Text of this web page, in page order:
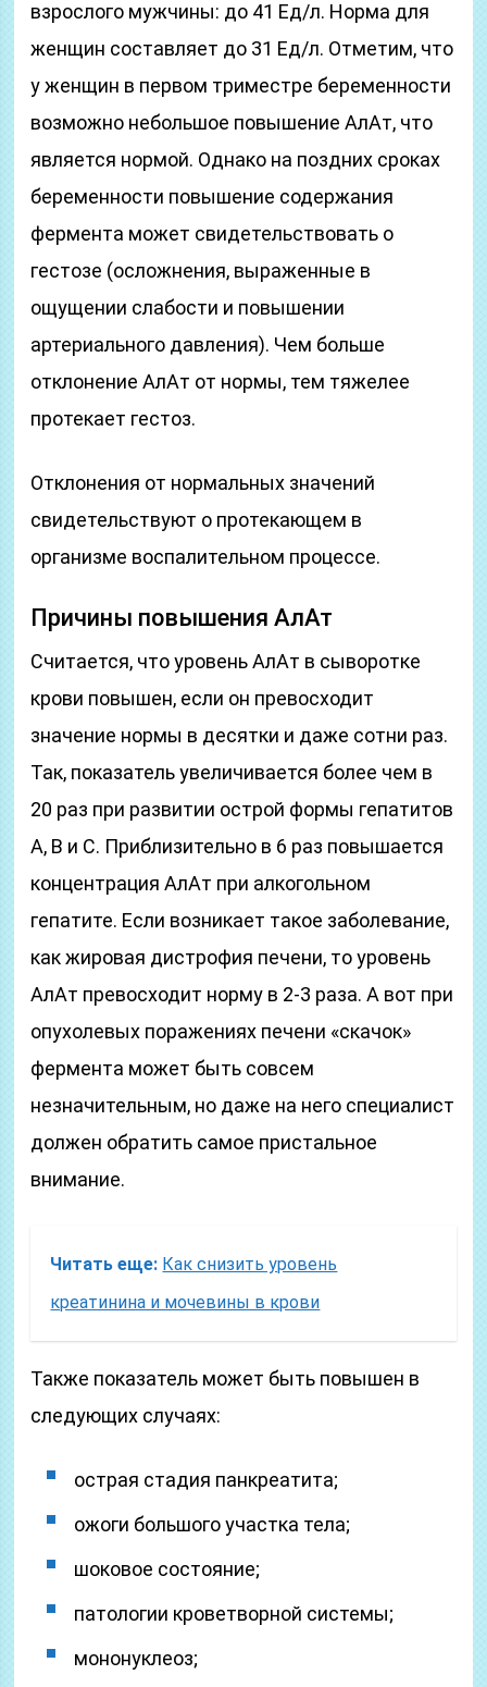
взрослого мужчины: до 41 Ед/л. Норма для
женщин составляет до 31 Ед/л. Отметим, что
у женщин в первом триместре беременности
возможно небольшое повышение АлАт, что
является нормой. Однако на поздних сроках
беременности повышение содержания
фермента может свидетельствовать о
гестозе (осложнения, выраженные в
ощущении слабости и повышении
артериального давления). Чем больше
отклонение АлАт от нормы, тем тяжелее
протекает гестоз.
Отклонения от нормальных значений
свидетельствуют о протекающем в
организме воспалительном процессе.
Причины повышения АлАт
Считается, что уровень АлАт в сыворотке
крови повышен, если он превосходит
значение нормы в десятки и даже сотни раз.
Так, показатель увеличивается более чем в
20 раз при развитии острой формы гепатитов
А, В и С. Приблизительно в 6 раз повышается
концентрация АлАт при алкогольном
гепатите. Если возникает такое заболевание,
как жировая дистрофия печени, то уровень
АлАт превосходит норму в 2-3 раза. А вот при
опухолевых поражениях печени «скачок»
фермента может быть совсем
незначительным, но даже на него специалист
должен обратить самое пристальное
внимание.
Читать еще: Как снизить уровень
креатинина и мочевины в крови
Также показатель может быть повышен в
следующих случаях:
острая стадия панкреатита;
ожоги большого участка тела;
шоковое состояние;
патологии кроветворной системы;
мононуклеоз;